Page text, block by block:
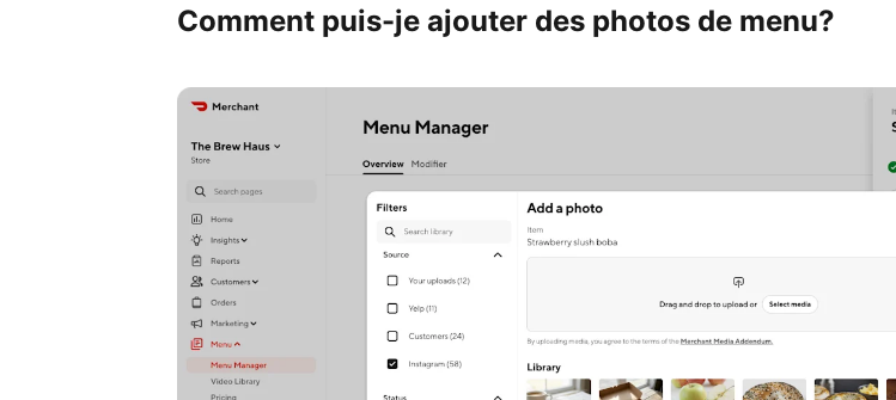
Comment puis-je ajouter des photos de menu?